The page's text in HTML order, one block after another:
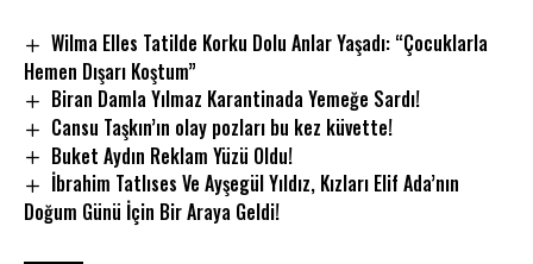
Wilma Elles Tatilde Korku Dolu Anlar Yaşadı: “Çocuklarla
Hemen Dışarı Koştum”
Biran Damla Yılmaz Karantinada Yemeğe Sardı!
Cansu Taşkın’ın olay pozları bu kez küvette!
Buket Aydın Reklam Yüzü Oldu!
İbrahim Tatlıses Ve Ayşegül Yıldız, Kızları Elif Ada’nın
Doğum Günü İçin Bir Araya Geldi!